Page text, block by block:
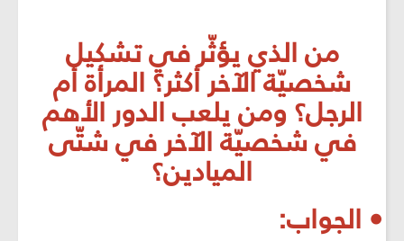
من الذي يؤثّر في تشكيل
شخصيّة الآخر أكثر؟ المرأة أم
الرجل؟ ومن يلعب الدور الأهم
في شخصيّة الآخر في شتّى
الميادين؟
• الجواب: